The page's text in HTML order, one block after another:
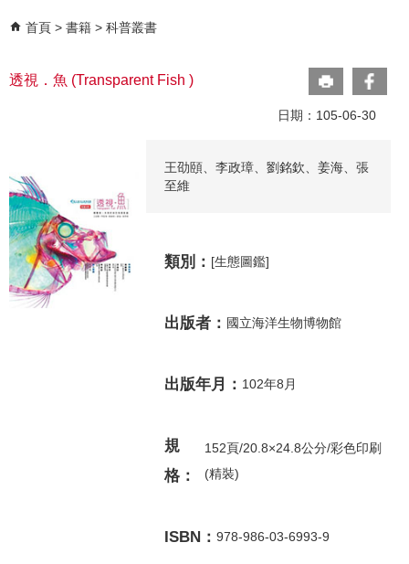
首頁 書籍 科普叢書
透視．魚 (Transparent Fish )
日期：105-06-30
王劭頤、李政璋、劉銘欽、姜海、張
至維
類別： [生態圖鑑]
出版者： 國立海洋生物博物館
出版年月： 102年8月
規
格：
152頁/20.8×24.8公分/彩色印刷
(精裝)
ISBN： 978-986-03-6993-9